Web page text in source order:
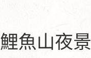
魚山夜景